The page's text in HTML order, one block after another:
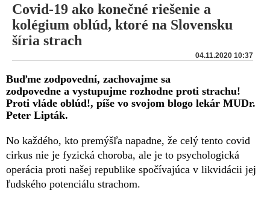
Covid-19 ako konečné riešenie a
kolégium oblúd, ktoré na Slovensku
šíria strach
04.11.2020 10:37
Buďme zodpovední, zachovajme sa
zodpovedne a vystupujme rozhodne proti strachu!
Proti vláde oblúd!, píše vo svojom blogo lekár MUDr.
Peter Lipták.
No každého, kto premýšľa napadne, že celý tento covid
cirkus nie je fyzická choroba, ale je to psychologická
operácia proti našej republike spočívajúca v likvidácii jej
ľudského potenciálu strachom.